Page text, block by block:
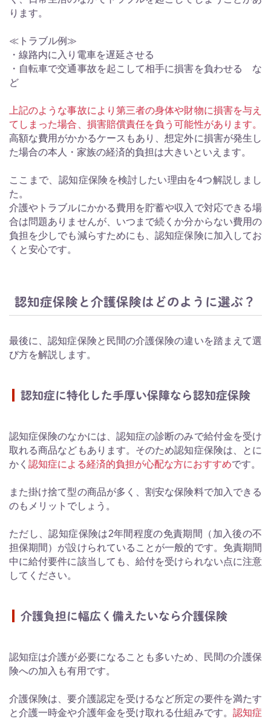
ります。
≪トラブル例≫
・線路内に入り電車を遅延させる
・自転車で交通事故を起こして相手に損害を負わせる な
ど
上記のような事故により第三者の身体や財物に損害を与え
てしまった場合、損害賠償責任を負う可能性があります。
高額な費用がかかるケースもあり、想定外に損害が発生し
た場合の本人・家族の経済的負担は大きいといえます。
ここまで、認知症保険を検討したい理由を4つ解説しまし
た。
介護やトラブルにかかる費用を貯蓄や収入で対応できる場
合は問題ありませんが、いつまで続くか分からない費用の
負担を少しでも減らすためにも、認知症保険に加入してお
くと安心です。
認知症保険と介護保険はどのように選ぶ？
最後に、認知症保険と民間の介護保険の違いを踏まえて選
び方を解説します。
認知症に特化した手厚い保障なら認知症保険
認知症保険のなかには、認知症の診断のみで給付金を受け
取れる商品などもあります。そのため認知症保険は、とに
かく 認知症による経済的負担が心配な方におすすめです。
また掛け捨て型の商品が多く、割安な保険料で加入できる
のもメリットでしょう。
ただし、認知症保険は2年間程度の免責期間（加入後の不
担保期間）が設けられていることが一般的です。免責期間
中に給付要件に該当しても、給付を受けられない点に注意
してください。
介護負担に幅広く備えたいなら介護保険
認知症は介護が必要になることも多いため、民間の介護保
険への加入も有用です。
介護保険は、要介護認定を受けるなど所定の要件を満たす
と介護一時金や介護年金を受け取れる仕組みです。 認知症